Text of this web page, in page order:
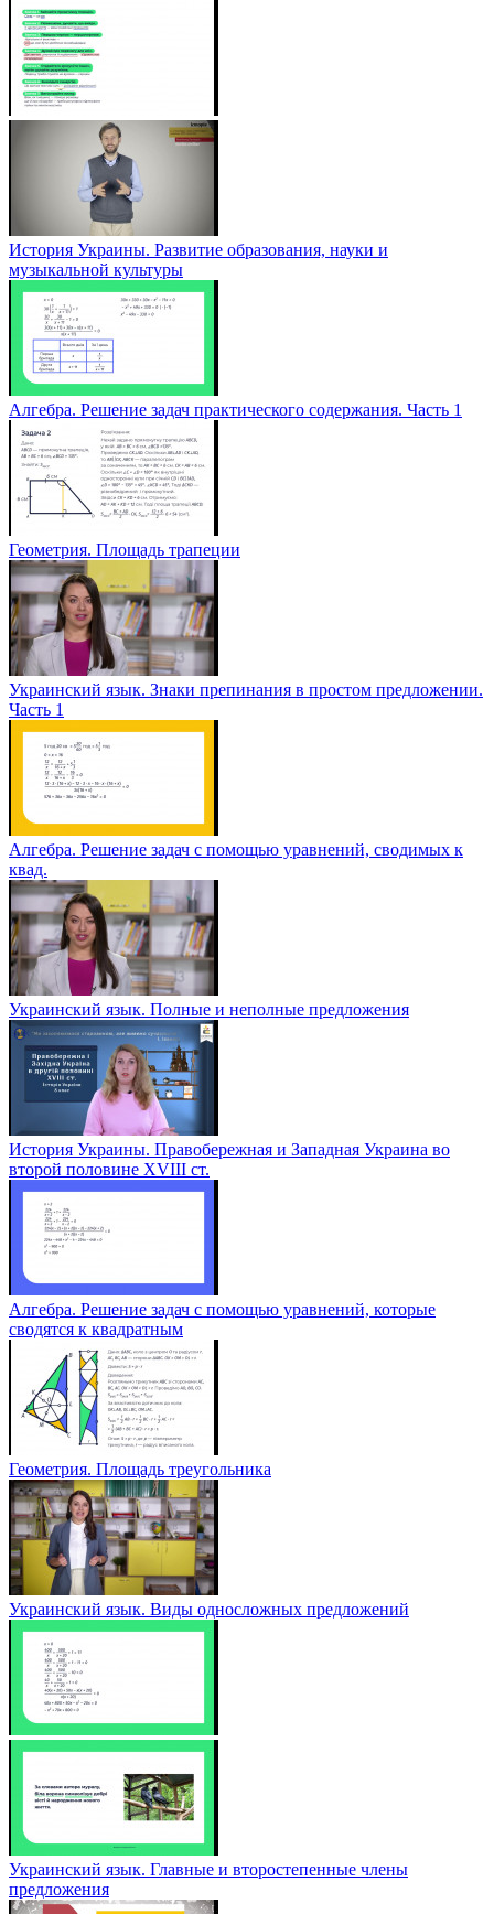
История Украины. Развитие образования, науки и
музыкальной культуры
Алгебра. Решение задач практического содержания. Часть 1
Геометрия. Площадь трапеции
Украинский язык. Знаки препинания в простом предложении.
Часть 1
Алгебра. Решение задач с помощью уравнений, сводимых к
квад.
Украинский язык. Полные и неполные предложения
История Украины. Правобережная и Западная Украина во
второй половине XVIII ст.
Алгебра. Решение задач с помощью уравнений, которые
сводятся к квадратным
Геометрия. Площадь треугольника
Украинский язык. Виды односложных предложений
Украинский язык. Главные и второстепенные члены
предложения